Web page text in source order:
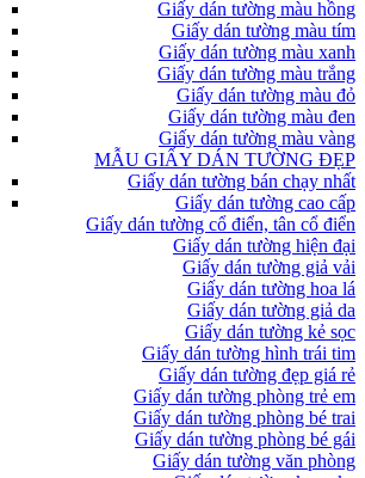
Giấy dán tường màu hồng
Giấy dán tường màu tím
Giấy dán tường màu xanh
Giấy dán tường màu trắng
Giấy dán tường màu đỏ
Giấy dán tường màu đen
Giấy dán tường màu vàng
MẪU GIẤY DÁN TƯỜNG ĐẸP
Giấy dán tường bán chạy nhất
Giấy dán tường cao cấp
Giấy dán tường cổ điển, tân cổ điển
Giấy dán tường hiện đại
Giấy dán tường giả vải
Giấy dán tường hoa lá
Giấy dán tường giả da
Giấy dán tường kẻ sọc
Giấy dán tường hình trái tim
Giấy dán tường đẹp giá rẻ
Giấy dán tường phòng trẻ em
Giấy dán tường phòng bé trai
Giấy dán tường phòng bé gái
Giấy dán tường văn phòng